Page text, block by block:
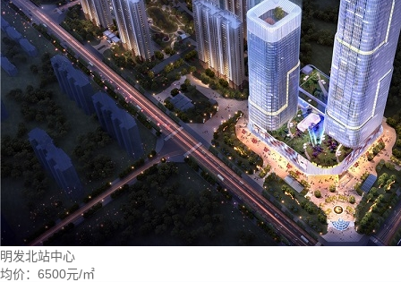
明发北站中心
均价： 6500元/㎡